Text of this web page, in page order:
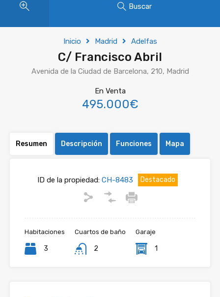
Buscar
Inicio Madrid Adelfas
C/ Francisco Abril
Avenida de la Ciudad de Barcelona, 210, Madrid
En Venta
495.000€
Resumen Descripción Funciones Mapa
ID de la propiedad: CH-8483 Destacado
Habitaciones
3
Cuartos de baño
2
Garaje
1